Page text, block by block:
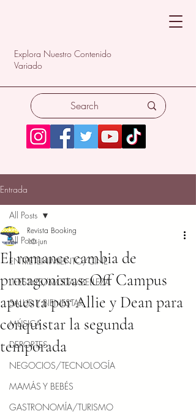
Explora Nuestro Contenido
Variado
Entrada
All Posts
ENTRETENIMIENTO/CINE
LIFESTYLE/MODA/BELLEZA
SALUD Y BIENESTAR
MÚSICA
DEPORTES
NEGOCIOS/TECNOLOGÍA
MAMÁS Y BEBÉS
GASTRONOMÍA/TURISMO
All Posts
El romance cambia de
protagonistas: Off Campus
apuesta por Allie y Dean para
conquistar la segunda
temporada
Revista Booking
10 jun